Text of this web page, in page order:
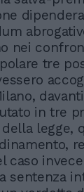
nei
tre
in tre
legge,
caso
sentenza